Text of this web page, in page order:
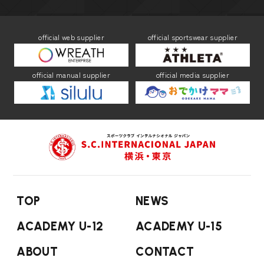
official web supplier official sportswear supplier
official manual supplier official media supplier
TOP
NEWS
ACADEMY U-12
ACADEMY U-15
ABOUT
CONTACT